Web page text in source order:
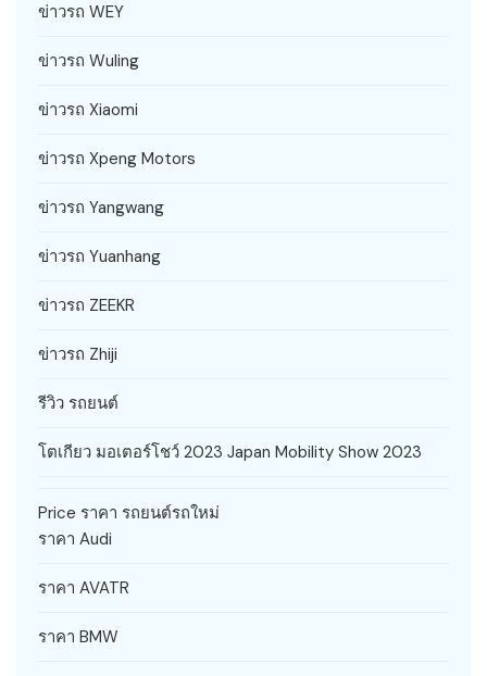
ข่าวรถ WEY
ข่าวรถ Wuling
ข่าวรถ Xiaomi
ข่าวรถ Xpeng Motors
ข่าวรถ Yangwang
ข่าวรถ Yuanhang
ข่าวรถ ZEEKR
ข่าวรถ Zhiji
รีวิว รถยนต์
โตเกียว มอเตอร์โชว์ 2023 Japan Mobility Show 2023
Price ราคา รถยนต์รถใหม่
ราคา Audi
ราคา AVATR
ราคา BMW